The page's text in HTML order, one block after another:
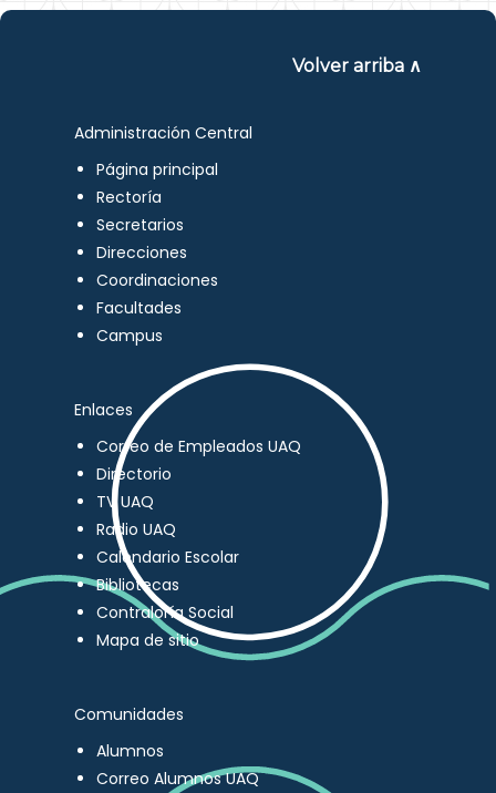
Volver arriba ∧
Administración Central
Página principal
Rectoría
Secretarios
Direcciones
Coordinaciones
Facultades
Campus
Enlaces
Correo de Empleados UAQ
Directorio
TV UAQ
Radio UAQ
Calendario Escolar
Bibliotecas
Contraloría Social
Mapa de sitio
Comunidades
Alumnos
Correo Alumnos UAQ